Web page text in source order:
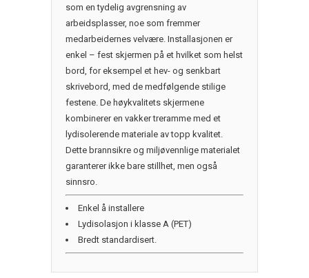
som en tydelig avgrensning av
arbeidsplasser, noe som fremmer
medarbeidernes velvære. Installasjonen er
enkel – fest skjermen på et hvilket som helst
bord, for eksempel et hev- og senkbart
skrivebord, med de medfølgende stilige
festene. De høykvalitets skjermene
kombinerer en vakker treramme med et
lydisolerende materiale av topp kvalitet.
Dette brannsikre og miljøvennlige materialet
garanterer ikke bare stillhet, men også
sinnsro.
Enkel å installere
Lydisolasjon i klasse A (PET)
Bredt standardisert.